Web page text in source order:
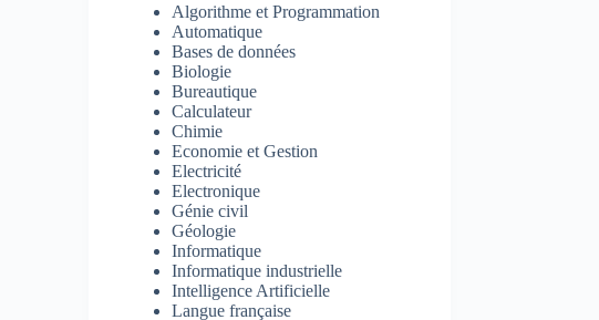
Algorithme et Programmation
Automatique
Bases de données
Biologie
Bureautique
Calculateur
Chimie
Economie et Gestion
Electricité
Electronique
Génie civil
Géologie
Informatique
Informatique industrielle
Intelligence Artificielle
Langue française